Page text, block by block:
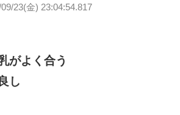
23(金) 23:04:54.817
がよく合う
し